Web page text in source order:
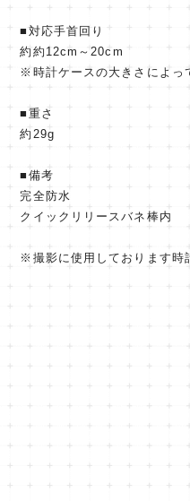
■対応手首回り
約約12cm～20cm
※時計ケースの大きさによっ
■重さ
約29g
■備考
完全防水
クイックリリースバネ棒内
※撮影に使用しております時